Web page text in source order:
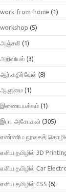
work-from-home (1)
workshop (5)
அஞ்சலி (1)
அறிவியல் (3)
ஆர்.கதிர்வேல் (8)
ஆளுமை (1)
இணையபக்கம் (1)
இரா. அசோகன் (305)
எண்ணிம நூலகத்
எளிய தமிழில் 3D
எளிய தமிழில் Car
எளிய தமிழில் CSS (6)